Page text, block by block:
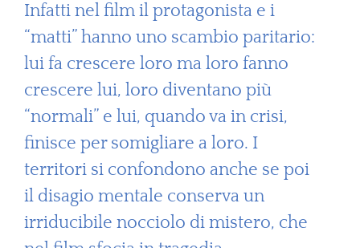
Infatti nel film il protagonista e i
“matti” hanno uno scambio paritario:
lui fa crescere loro ma loro fanno
crescere lui, loro diventano più
“normali” e lui, quando va in crisi,
finisce per somigliare a loro. I
territori si confondono anche se poi
il disagio mentale conserva un
irriducibile nocciolo di mistero, che